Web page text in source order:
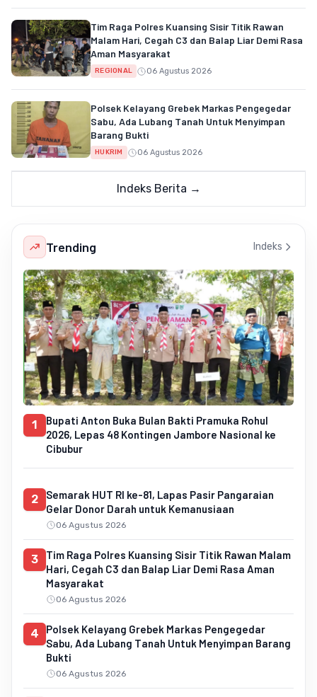
Tim Raga Polres Kuansing Sisir Titik Rawan
Malam Hari, Cegah C3 dan Balap Liar Demi Rasa
Aman Masyarakat
REGIONAL 06 Agustus 2026
Polsek Kelayang Grebek Markas Pengegedar
Sabu, Ada Lubang Tanah Untuk Menyimpan
Barang Bukti
HUKRIM 06 Agustus 2026
Indeks Berita →
Trending Indeks
1
Bupati Anton Buka Bulan Bakti Pramuka Rohul
2026, Lepas 48 Kontingen Jambore Nasional ke
Cibubur
2
Semarak HUT RI ke-81, Lapas Pasir Pangaraian
Gelar Donor Darah untuk Kemanusiaan
06 Agustus 2026
3
Tim Raga Polres Kuansing Sisir Titik Rawan Malam
Hari, Cegah C3 dan Balap Liar Demi Rasa Aman
Masyarakat
06 Agustus 2026
4
Polsek Kelayang Grebek Markas Pengegedar
Sabu, Ada Lubang Tanah Untuk Menyimpan Barang
Bukti
06 Agustus 2026